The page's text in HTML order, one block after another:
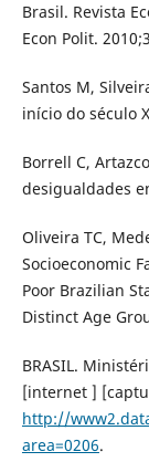
Brasil. Revista
Econ Polit.
Santos M,
início do século
Borrell C,
desigualdades
Oliveira TC,
Socioeconomic
Poor Brazilian
Distinct Age
BRASIL.
[internet ]
http://
area=0206.